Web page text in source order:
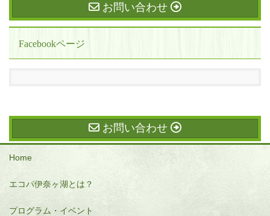
お問い合わせ
Facebookページ
お問い合わせ
Home
エコパ伊奈ヶ湖とは？
プログラム・イベント